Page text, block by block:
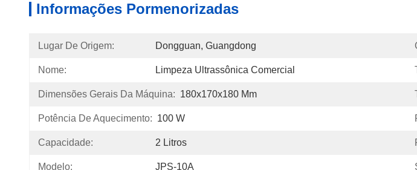
Informações Pormenorizadas
Lugar De Origem: Dongguan, Guangdong
Nome: Limpeza Ultrassônica Comercial
Dimensões Gerais Da Máquina: 180x170x180 Mm
Potência De Aquecimento: 100 W
Capacidade: 2 Litros
Modelo: JPS-10A